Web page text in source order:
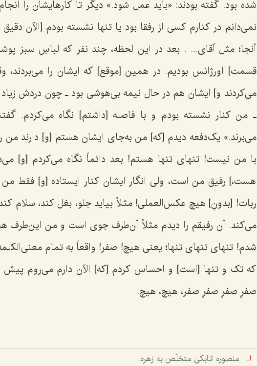
شده بود. گفته‌ بودند: «باید عمل شود.» دیگر تا کارهایشان را
نمی‌دانم در کنارم کسی از رفقا بود یا تنها نشسته بودم [الآن
آنجا؛ مثل آقای... . بعد در این لحظه، چند نفر که لباسِ سبز
قسمت] اورژانس بودیم. در همین [موقع] که ایشان را می‌بردند،
می‌کردند و] ایشان هم در حال نیمه بی‌هوشی بود ـ چون دردش زیاد
ـ من کنار نشسته بودم و با فاصله [داشتم] نگاه می‌کردم. گفتند:
می‌برند.» یک‌دفعه دیدم [که] من به‌جای ایشان هستم [و] دارند
با من نیست! تنهای تنها هستم! بعد دائماً نگاه می‌کردم [و]
هست،] رفیق من است، ولی انگار ایشان کنار ایستاده [و] فقط
ربات! [بدونِ] هیچ عکس‌العملی! مثلاً بیاید جلو، بغل کند، سلام
می‌کند. آن رفیقم را دیدم مثلاً آن‌طرف جوی است و من این‌طرف
شدم! تنهای تنهای تنها؛ یعنی هیچ! صفر! واقعاً به تمام
که تک و تنها [است] و احساس کردم [که] الآن دارم می‌روم پیش
صفرِ صفرِ صفرِ صفر، هیچ، هیچ.
منصوره اتابکی متخلّص به زهره.